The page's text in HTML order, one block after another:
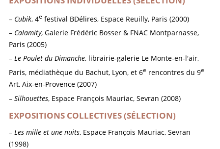
Cubik, 4e festival BDélires, Espace Reuilly, Paris (2000)
Calamity, Galerie Frédéric Bosser & FNAC Montparnasse,
Paris (2005)
Le Poulet du Dimanche, librairie-galerie Le Monte-en-l'air,
Paris, médiathèque du Bachut, Lyon, et 6e rencontres du 9e
Art, Aix-en-Provence (2007)
Silhouettes, Espace François Mauriac, Sevran (2008)
EXPOSITIONS COLLECTIVES (SÉLECTION)
Les mille et une nuits, Espace François Mauriac, Sevran
(1998)